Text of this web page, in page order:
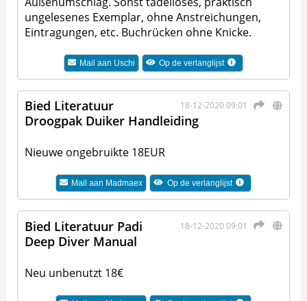
ungelesenes Exemplar, ohne Anstreichungen,
Eintragungen, etc. Buchrücken ohne Knicke.
Mail aan Uschi Op de verlanglijst
18-12-2020 09:01
Bied Literatuur
Droogpak Duiker Handleiding
Nieuwe ongebruikte 18EUR
Mail aan Madmaex Op de verlanglijst
18-12-2020 09:01
Bied Literatuur Padi
Deep Diver Manual
Neu unbenutzt 18€